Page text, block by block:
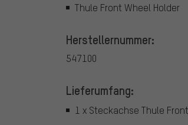
Thule Front Wheel Holder
Herstellernummer:
547100
Lieferumfang:
1 x Steckachse Thule